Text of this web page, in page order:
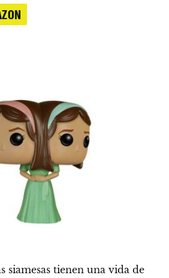
siamesas tienen una vida de